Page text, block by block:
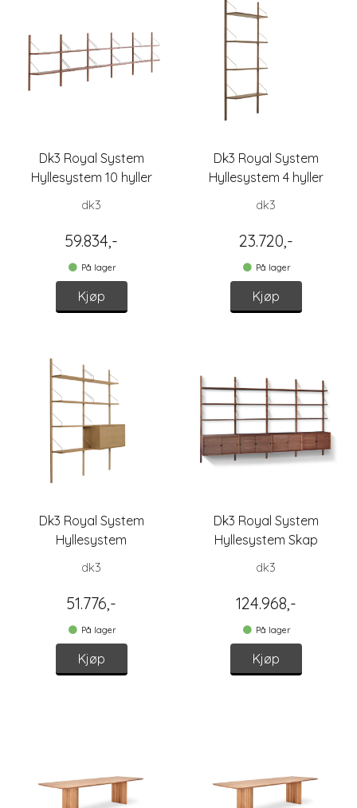
Dk3 Royal System
Hyllesystem 10 hyller
dk3
59.834,-
På lager
Kjøp
Dk3 Royal System
Hyllesystem 4 hyller
dk3
23.720,-
På lager
Kjøp
Dk3 Royal System
Hyllesystem
m/bunnhengslet skap
dk3
51.776,-
På lager
Kjøp
Dk3 Royal System
Hyllesystem Skap
m/skyvedører H200
dk3
124.968,-
På lager
Kjøp